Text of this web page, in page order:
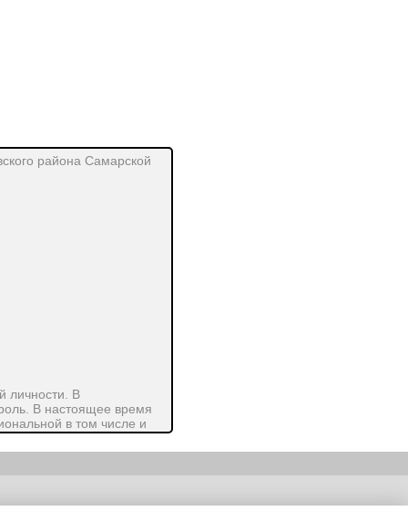
района Самарской
личности. В
В настоящее время
в том числе и
учащихся.
и ценить произведения
целях возможности